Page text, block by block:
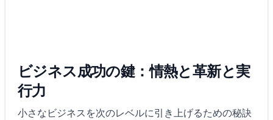
ビジネス成功の鍵：情熱と革新と実
行力
小さなビジネスを次のレベルに引き上げるための秘訣